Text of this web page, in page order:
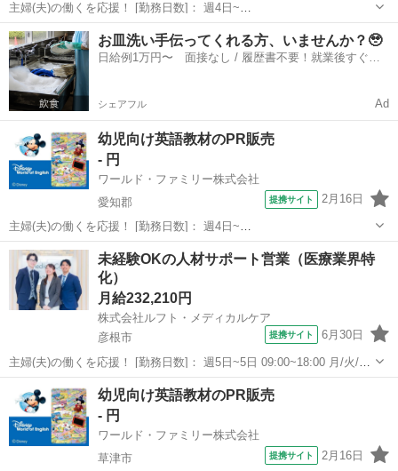
主婦(夫)の働くを応援！ [勤務日数]： 週4日~
10:00~17:00/10:00~16:00/10:00~15:00/09:30~14:00 [勤務地・最寄
駅]： 滋賀県守山市 ※勤務エリア選択可 ワールド・ファ...
滋賀 守山市 営業
お皿洗い手伝ってくれる方、いませんか？🥹
日給例1万円〜 面接なし / 履歴書不要！就業後すぐに
シェアフル Ad
幼児向け英語教材のPR販売
- 円
ワールド・ファミリー株式会社
愛知郡
提携サイト 2月16日
主婦(夫)の働くを応援！ [勤務日数]： 週4日~
10:00~17:00/10:00~16:00/10:00~15:00/09:30~14:00 [勤務地・最寄
駅]： 滋賀県愛知郡 ※勤務エリア選択可 ワールド・ファ...
滋賀 愛知郡 営業
未経験OKの人材サポート営業（医療業界特
化）
月給232,210円
株式会社ルフト・メディカルケア
彦根市
提携サイト 6月30日
主婦(夫)の働くを応援！ [勤務日数]： 週5日~5日 09:00~18:00 月/火/水/
木/金 [勤務地・最寄駅]： 滋賀県彦根市大東町9-16 上野ビル本館5Ｆ
株式会社ルフト・メディカルケア 滋賀オフィス 彦根駅...
彦根市 営業
幼児向け英語教材のPR販売
- 円
ワールド・ファミリー株式会社
草津市
提携サイト 2月16日